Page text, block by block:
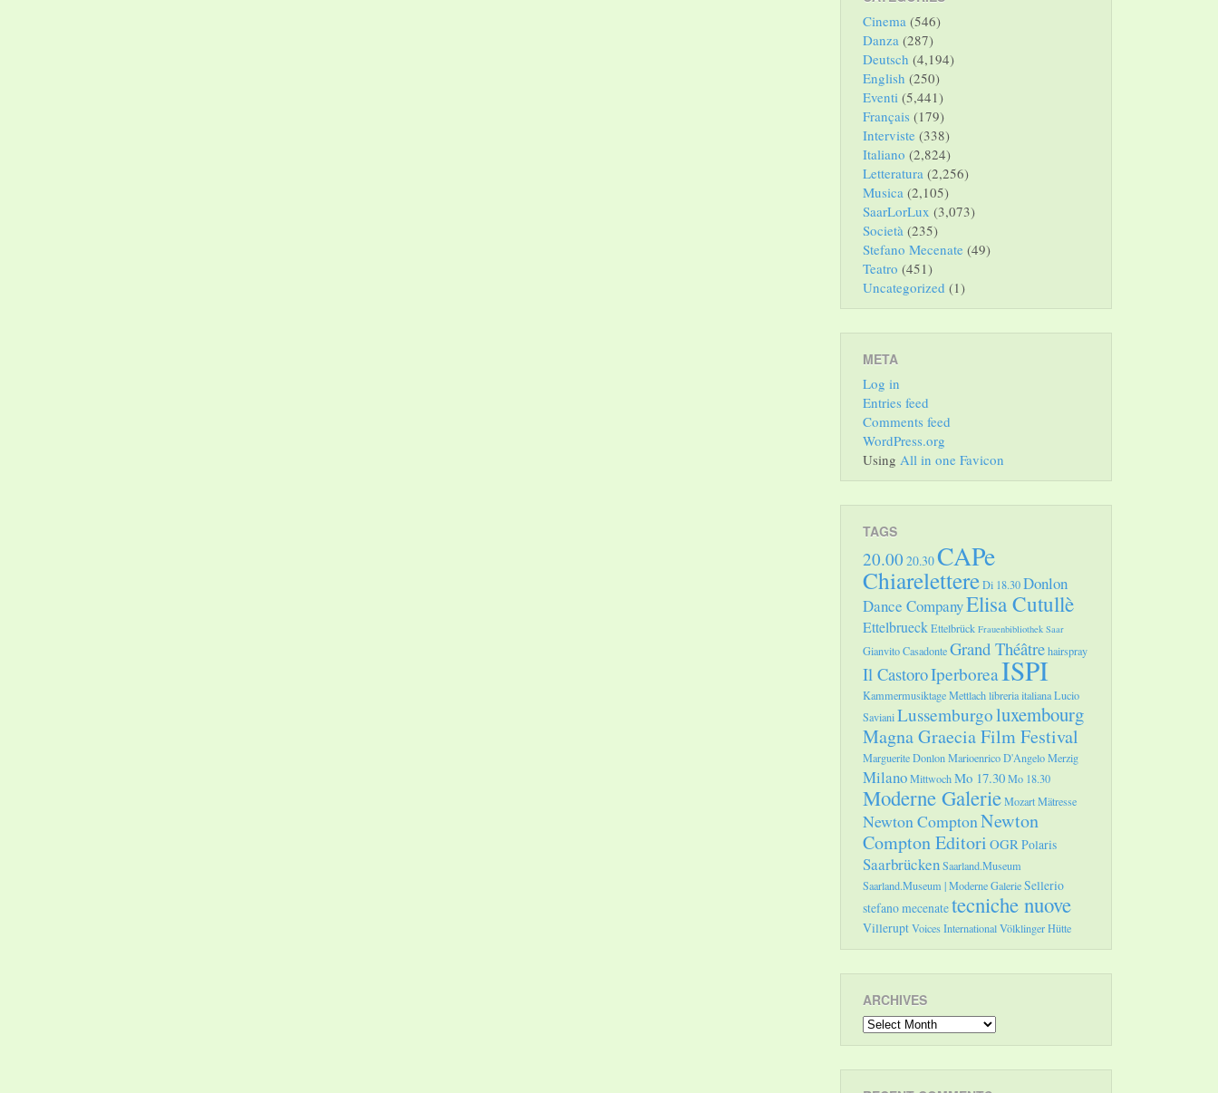
Cinema (546)
Danza (287)
Deutsch (4,194)
English (250)
Eventi (5,441)
Français (179)
Interviste (338)
Italiano (2,824)
Letteratura (2,256)
Musica (2,105)
SaarLorLux (3,073)
Società (235)
Stefano Mecenate (49)
Teatro (451)
Uncategorized (1)
META
Log in
Entries feed
Comments feed
WordPress.org
Using All in one Favicon
TAGS
20.00 20.30CAPe
ChiarelettereDi 18.30Donlon
Dance CompanyElisa Cutullè
EttelbrueckEttelbrück Frauenbibliothek Saar
Gianvito CasadonteGrand Théâtrehairspray
Il CastoroIperboreaISPI
Kammermusiktage Mettlachlibreria italianaLucio
SavianiLussemburgoluxembourg
Magna Graecia Film Festival
Marguerite DonlonMarioenrico D'AngeloMerzig
MilanoMittwochMo 17.30Mo 18.30
Moderne GalerieMozartMätresse
Newton ComptonNewton
Compton Editori OGRPolaris
SaarbrückenSaarland.Museum
Saarland.Museum | Moderne GalerieSellerio
stefano mecenatetecniche nuove
VilleruptVoices InternationalVölklinger Hütte
ARCHIVES
Archives